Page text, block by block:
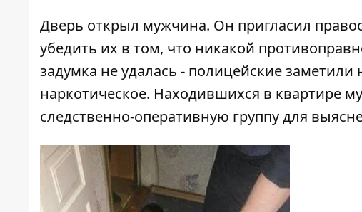
Дверь открыл мужчина. Он пригласил
убедить их в том, что никакой
задумка не удалась - полицейские
наркотическое. Находившихся в квартире
следственно-оперативную группу для